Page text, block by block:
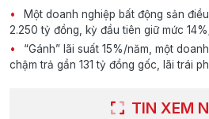
Một doanh nghiệp bất động sản
2.250 tỷ đồng, kỳ đầu tiên giữ mức
“Gánh” lãi suất 15%/năm, một
chậm trả gần 131 tỷ đồng gốc, lãi trái
TIN XEM